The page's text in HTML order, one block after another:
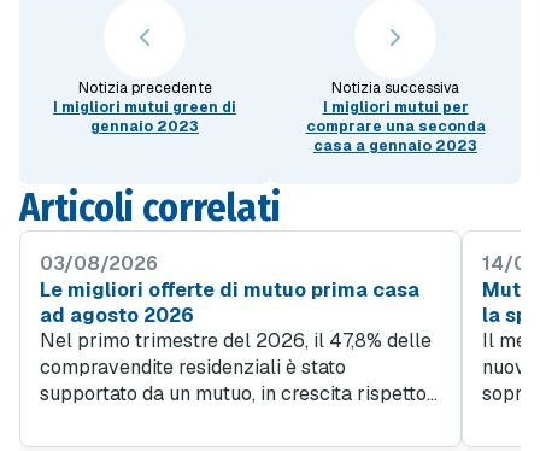
Notizia precedente
I migliori mutui green di
gennaio 2023
Notizia successiva
I migliori mutui per
comprare una seconda
casa a gennaio 2023
Articoli correlati
03/08/2026
Le migliori offerte di mutuo prima casa
ad agosto 2026
Nel primo trimestre del 2026, il 47,8% delle
compravendite residenziali è stato
supportato da un mutuo, in crescita rispetto
14/
la
Il